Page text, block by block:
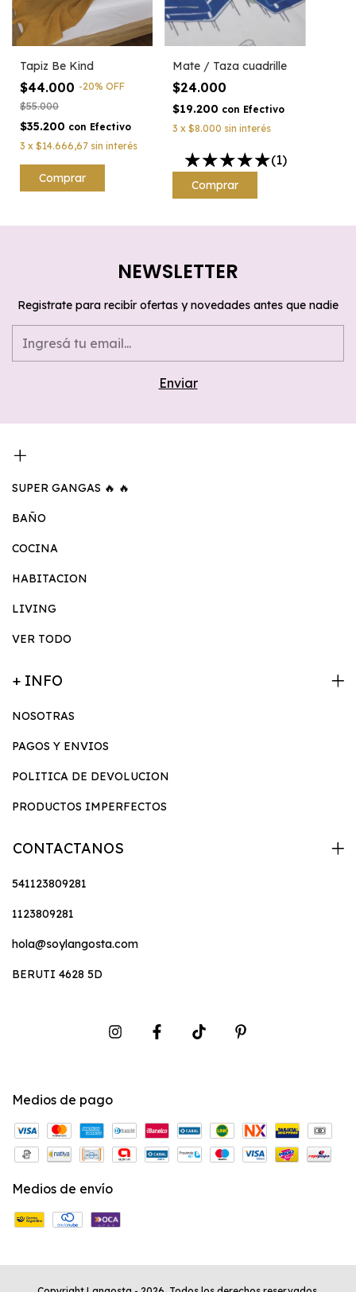
Tapiz Be Kind
$44.000 -20% OFF
$55.000
$35.200 con Efectivo
3 x $14.666,67 sin interés
Mate / Taza cuadrille
$24.000
$19.200 con Efectivo
3 x$8.000 sin interés
(1)
NEWSLETTER
Registrate para recibír ofertas y novedades antes que nadie
SUPER GANGAS 🔥 🔥
BAÑO
COCINA
HABITACION
LIVING
VER TODO
+ INFO
NOSOTRAS
PAGOS Y ENVIOS
POLITICA DE DEVOLUCION
PRODUCTOS IMPERFECTOS
CONTACTANOS
541123809281
1123809281
hola@soylangosta.com
BERUTI 4628 5D
Medios de pago
Medios de envío